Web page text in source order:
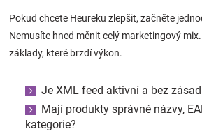
Pokud chcete Heureku zlepšit, začněte
Nemusíte hned měnit celý marketingový
základy, které brzdí výkon.
Je XML feed aktivní a bez
Mají produkty správné názvy,
kategorie?